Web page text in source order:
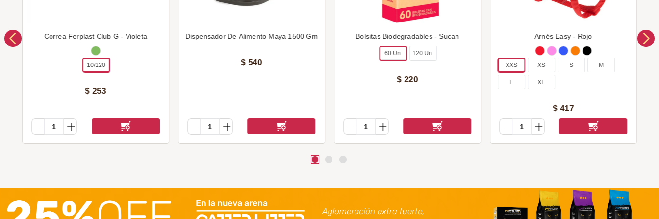
Correa Ferplast Club G - Violeta
10/120
$ 253
Dispensador De Alimento Maya 1500 Gm
$ 540
Bolsitas Biodegradables - Sucan
60 Un. 120 Un.
$ 220
Arnés Easy - Rojo
XXS XS S M
L XL
$ 417